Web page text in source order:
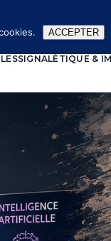
SIGNALÉTIQUE &
ACCEPTER